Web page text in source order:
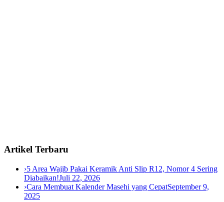
Artikel Terbaru
›5 Area Wajib Pakai Keramik Anti Slip R12, Nomor 4 Sering
Diabaikan!Juli 22, 2026
›Cara Membuat Kalender Masehi yang CepatSeptember 9,
2025